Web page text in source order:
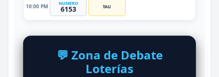
10:00 PM NUMERO
6153 TAU
💬 Zona de Debate
Loterías